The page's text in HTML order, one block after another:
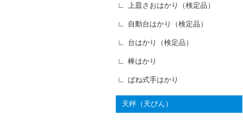
上皿さおはかり（検定品）
自動台はかり（検定品）
台はかり（検定品）
棒はかり
ばね式手はかり
天秤（天びん）